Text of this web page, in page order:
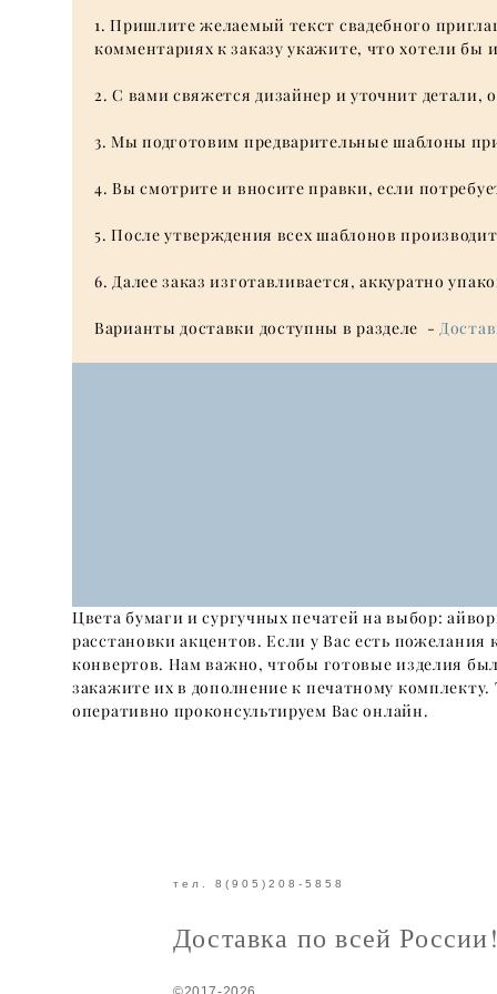
1. Пришлите желаемый текст свадебного
комментариях к заказу укажите, что хотели
2. С вами свяжется дизайнер и уточнит
3. Мы подготовим предварительные шаблоны
4. Вы смотрите и вносите правки, если
5. После утверждения всех шаблонов
6. Далее заказ изготавливается, аккуратно
Варианты доставки доступны в разделе -
Цвета бумаги и сургучных печатей на выбор:
расстановки акцентов. Если у Вас есть
конвертов. Нам важно, чтобы готовые изделия
закажите их в дополнение к печатному
оперативно проконсультируем Вас онлайн.
тел. 8(905)208-5858
Доставка по всей России!